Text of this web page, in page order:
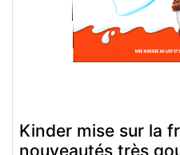
Kinder mise sur la
nouveautés très